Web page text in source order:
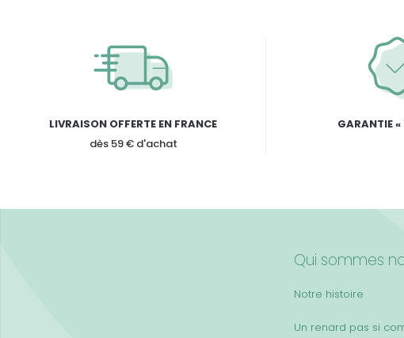
LIVRAISON OFFERTE EN FRANCE
dès 59 € d'achat
GARANTIE «
Qui sommes
Notre histoire
Un renard pas si